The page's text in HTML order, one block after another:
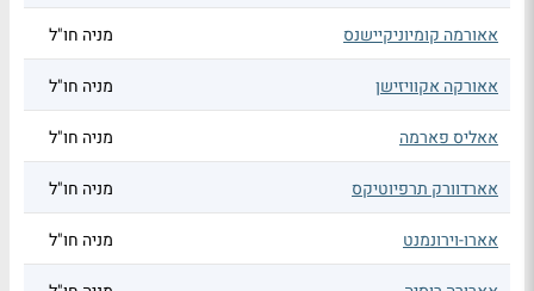
אאורמה קומיוניקיישנס מניה חו"ל
אאורקה אקוויזישן מניה חו"ל
אאליס פארמה מניה חו"ל
אארדוורק תרפיוטיקס מניה חו"ל
אארו-וירונמנט מניה חו"ל